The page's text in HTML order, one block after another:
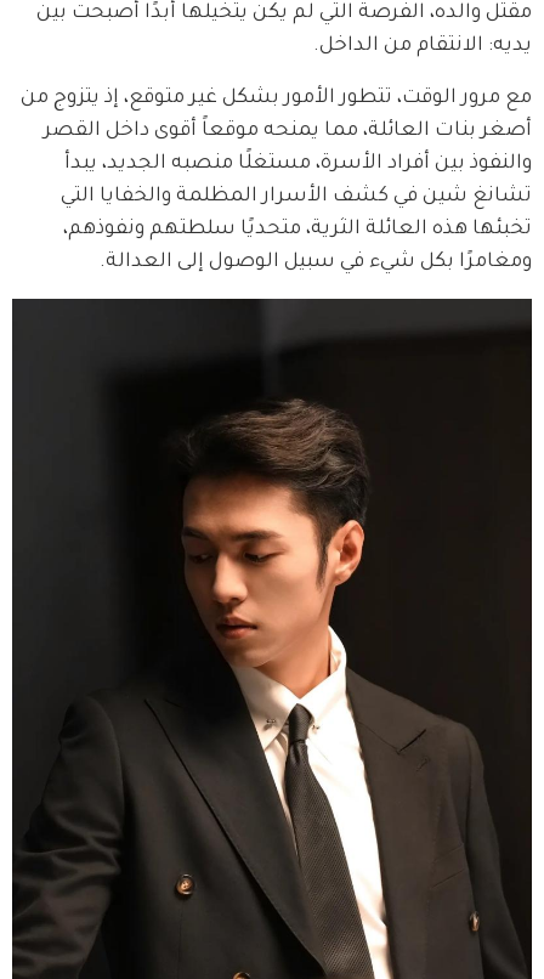
مقتل والده، الفرصة التي لم يكن يتخيلها أبدًا أصبحت بين
يديه: الانتقام من الداخل.
مع مرور الوقت، تتطور الأمور بشكل غير متوقع، إذ يتزوج من
أصغر بنات العائلة، مما يمنحه موقعاً أقوى داخل القصر
والنفوذ بين أفراد الأسرة، مستغلًا منصبه الجديد، يبدأ
تشانغ شين في كشف الأسرار المظلمة والخفايا التي
تخبئها هذه العائلة الثرية، متحديًا سلطتهم ونفوذهم،
ومغامرًا بكل شيء في سبيل الوصول إلى العدالة.